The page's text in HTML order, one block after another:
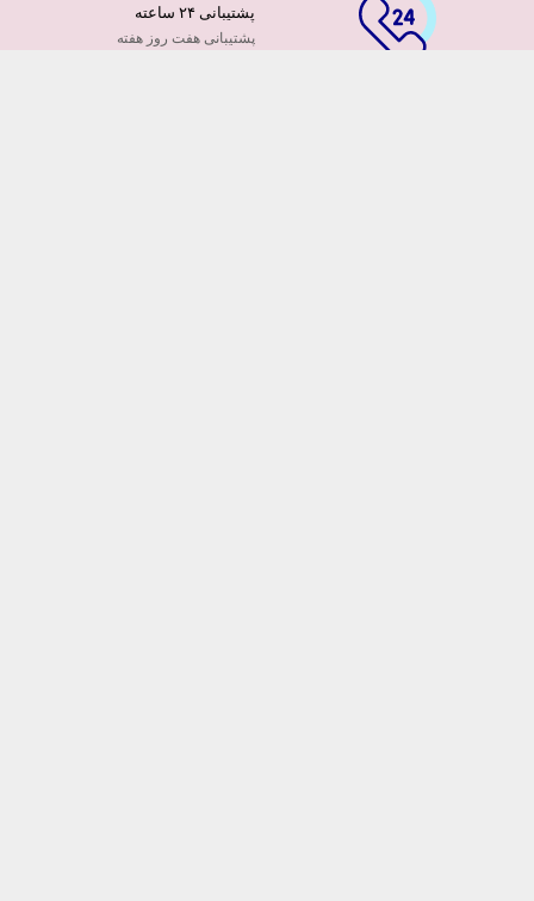
پشتیبانی ۲۴ ساعته
پشتیبانی هفت روز هفته